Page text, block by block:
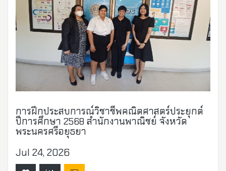
การฝึกประสบการณ์วิชาชีพคณิตศาสตร์ประยุกต์
ปีการศึกษา 2568 สำนักงานพาณิชย์ จังหวัด
พระนครศรีอยุธยา
Jul 24, 2026